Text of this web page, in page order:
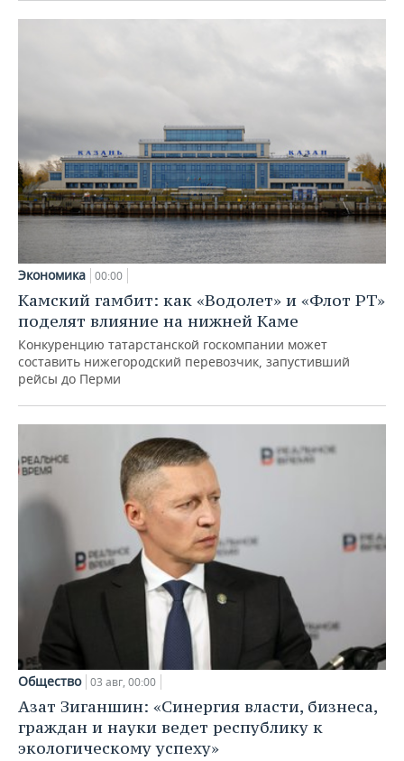
Экономика 00:00
Камский гамбит: как «Водолет» и «Флот РТ»
поделят влияние на нижней Каме
Конкуренцию татарстанской госкомпании может
составить нижегородский перевозчик, запустивший
рейсы до Перми
Общество 03 авг, 00:00
Азат Зиганшин: «Синергия власти, бизнеса,
граждан и науки ведет республику к
экологическому успеху»